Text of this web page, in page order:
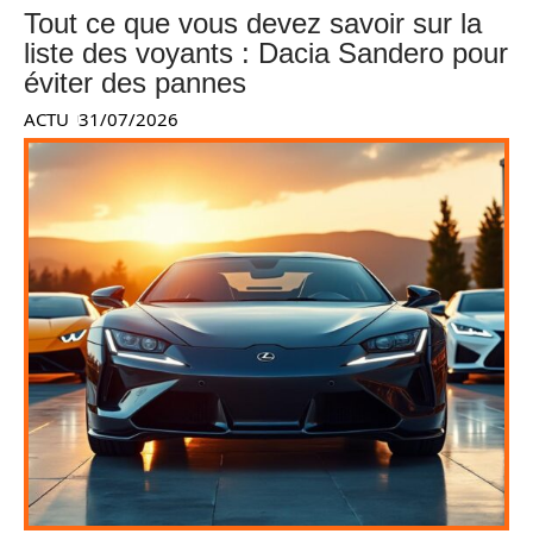
Tout ce que vous devez savoir sur la
liste des voyants : Dacia Sandero pour
éviter des pannes
ACTU 31/07/2026